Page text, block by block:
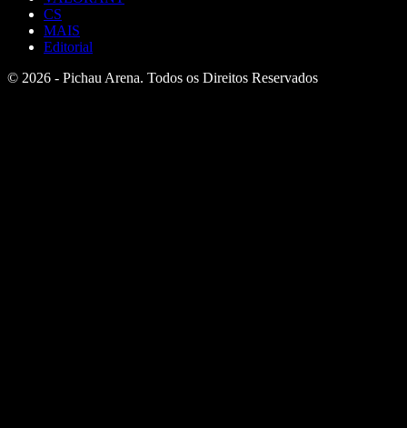
CS
MAIS
Editorial
© 2026 - Pichau Arena. Todos os Direitos Reservados